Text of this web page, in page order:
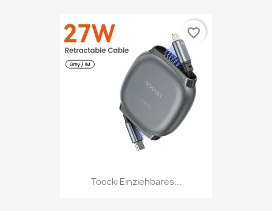
Toocki Einziehbares...
favorite_border